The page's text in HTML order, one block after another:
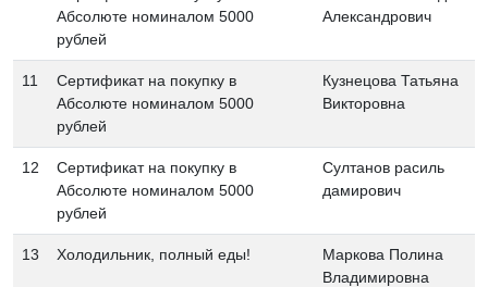
Абсолюте номиналом 5000
рублей
Александрович
11
Сертификат на покупку в
Абсолюте номиналом 5000
рублей
Кузнецова Татьяна
Викторовна
12
Сертификат на покупку в
Абсолюте номиналом 5000
рублей
Султанов расиль
дамирович
13 Холодильник, полный еды!
Маркова Полина
Владимировна